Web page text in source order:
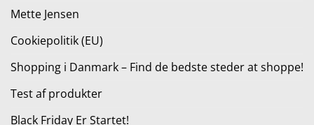
Mette Jensen
Cookiepolitik (EU)
Shopping i Danmark – Find de bedste steder at shoppe!
Test af produkter
Black Friday Er Startet!